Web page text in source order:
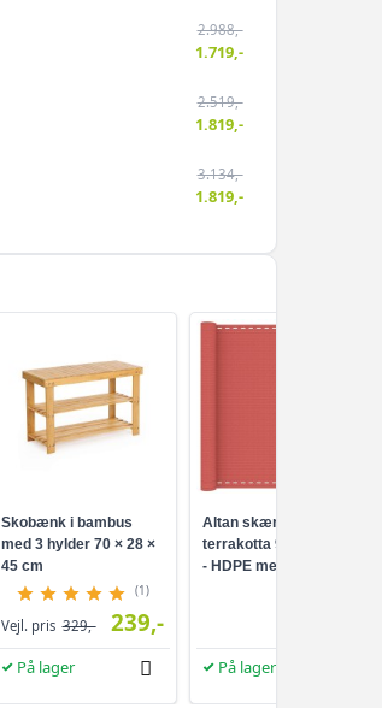
2.988,-
1.719,-
2.519,-
1.819,-
3.134,-
1.819,-
Skobænk i bambus
med 3 hylder 70 × 28 ×
45 cm
(1)
Vejl. pris 329,- 239,-
På lager
Altan skærm i
terrakotta 90 × 800 cm
- HDPE med
På lager